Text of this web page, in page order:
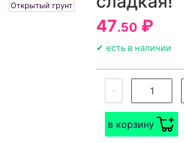
Открытый грунт
47.50 ₽
✔ есть в наличии
-
в корзину